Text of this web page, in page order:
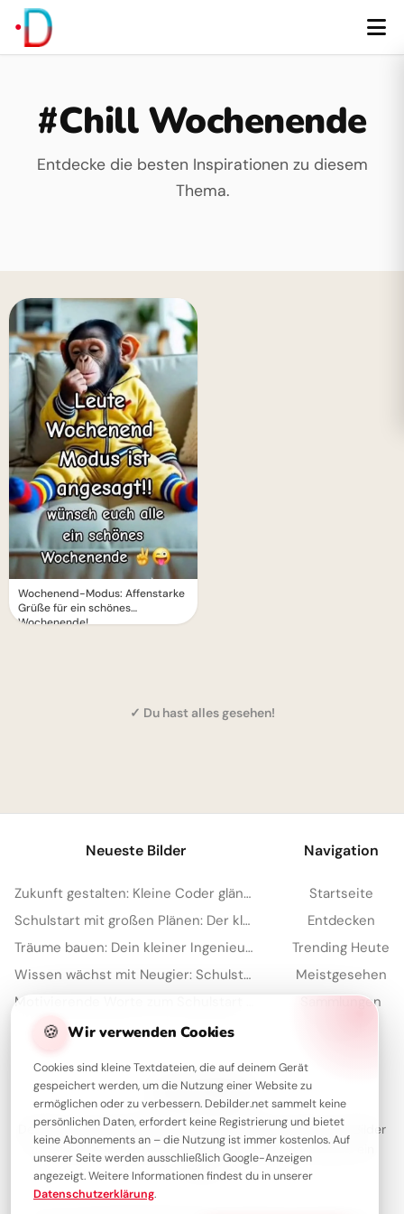
#Chill Wochenende
Entdecke die besten Inspirationen zu diesem
Thema.
Wochenend-Modus: Affenstarke
Grüße für ein schönes
Wochenende!
✓ Du hast alles gesehen!
🍪 Wir verwenden Cookies
Cookies sind kleine Textdateien, die auf deinem Gerät
gespeichert werden, um die Nutzung einer Website zu
ermöglichen oder zu verbessern. Debilder.net sammelt keine
persönlichen Daten, erfordert keine Registrierung und bietet
keine Abonnements an – die Nutzung ist immer kostenlos. Auf
unserer Seite werden ausschließlich Google-Anzeigen
angezeigt. Weitere Informationen findest du in unserer
Datenschutzerklärung.
Neueste Bilder
Zukunft gestalten: Kleine Coder glänzen für Instagram
Schulstart mit großen Plänen: Der kleine Architekt erobert Pinterest!
Träume bauen: Dein kleiner Ingenieur startet durch – perfekt für WhatsApp!
Wissen wächst mit Neugier: Schulstart-Impulse, perfekt für Threads
Navigation
Startseite
Entdecken
Trending Heute
Meistgesehen
Sammlungen
Über Debilder
Debilder ist deine Plattform für die schönsten Grüße und Bilder
zum Teilen. Entdecke unsere Sammlung und verschenke ein
Lächeln!